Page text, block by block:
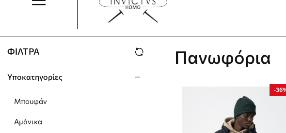
ΦΊΛΤΡΑ
Υποκατηγορίες
Μπουφάν
Αμάνικα
Πανωφόρια
-